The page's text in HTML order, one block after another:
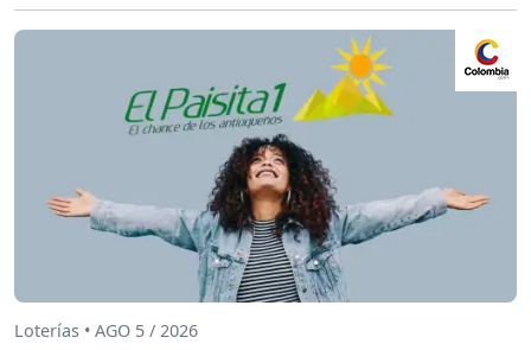
Loterías • AGO 5 / 2026